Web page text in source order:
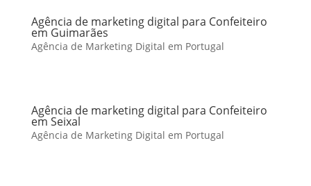
Agência de marketing digital para Confeiteiro
em Guimarães
Agência de Marketing Digital em Portugal
Agência de marketing digital para Confeiteiro
em Seixal
Agência de Marketing Digital em Portugal